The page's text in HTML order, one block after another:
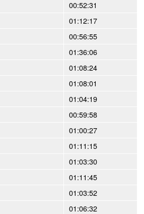
00:52:31
01:12:17
00:56:55
01:36:06
01:08:24
01:08:01
01:04:19
00:59:58
01:00:27
01:11:15
01:03:30
01:11:45
01:03:52
01:06:32